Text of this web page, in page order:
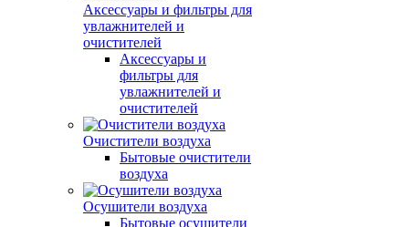
Аксессуары и фильтры для
увлажнителей и
очистителей
Аксессуары и
фильтры для
увлажнителей и
очистителей
Очистители воздуха
Бытовые очистители
воздуха
Осушители воздуха
Бытовые осушители